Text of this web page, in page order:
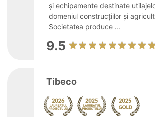
și echipamente destinate
domeniul construcțiilor și
Societatea produce ...
9.5
Tibeco